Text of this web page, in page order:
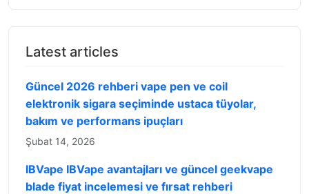
Latest articles
Güncel 2026 rehberi vape pen ve coil
elektronik sigara seçiminde ustaca tüyolar,
bakım ve performans ipuçları
Şubat 14, 2026
IBVape IBVape avantajları ve güncel geekvape
blade fiyat incelemesi ve fırsat rehberi